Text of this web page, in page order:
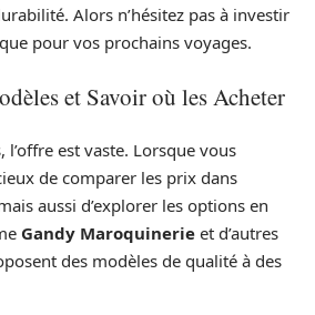
Alors n’hésitez pas à investir
pour vos prochains voyages.
et Savoir où les Acheter
l’offre est vaste. Lorsque vous
de comparer les prix dans
aussi d’explorer les options en
Gandy Maroquinerie et d’autres
des modèles de qualité à des